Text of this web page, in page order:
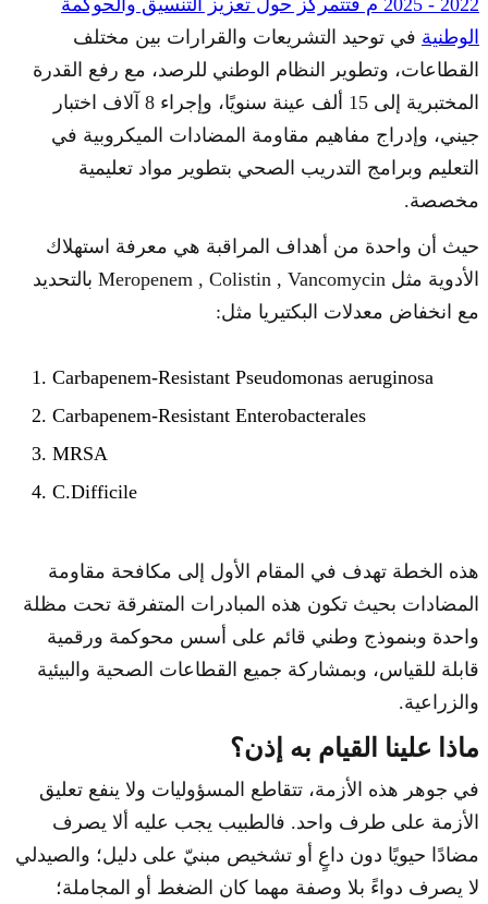
2022 - 2025 م فتتمركز حول تعزيز التنسيق والحوكمة
الوطنية في توحيد التشريعات والقرارات بين مختلف
القطاعات، وتطوير النظام الوطني للرصد، مع رفع القدرة
المختبرية إلى 15 ألف عينة سنويًا، وإجراء 8 آلاف اختبار
جيني، وإدراج مفاهيم مقاومة المضادات الميكروبية في
التعليم وبرامج التدريب الصحي بتطوير مواد تعليمية
مخصصة.
حيث أن واحدة من أهداف المراقبة هي معرفة استهلاك
الأدوية مثل Meropenem , Colistin , Vancomycin بالتحديد
مع انخفاض معدلات البكتيريا مثل:
Carbapenem-Resistant Pseudomonas aeruginosa
Carbapenem-Resistant Enterobacterales
MRSA
C.Difficile
هذه الخطة تهدف في المقام الأول إلى مكافحة مقاومة
المضادات بحيث تكون هذه المبادرات المتفرقة تحت مظلة
واحدة وبنموذج وطني قائم على أسس محوكمة ورقمية
قابلة للقياس، وبمشاركة جميع القطاعات الصحية والبيئية
والزراعية.
ماذا علينا القيام به إذن؟
في جوهر هذه الأزمة، تتقاطع المسؤوليات ولا ينفع تعليق
الأزمة على طرف واحد. فالطبيب يجب عليه ألا يصرف
مضادًا حيويًا دون داعٍ أو تشخيص مبنيّ على دليل؛ والصيدلي
لا يصرف دواءً بلا وصفة مهما كان الضغط أو المجاملة؛